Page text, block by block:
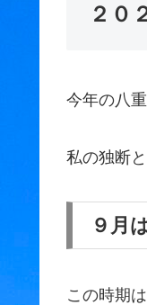
２０
今年の八
私の独断
９月
この時期